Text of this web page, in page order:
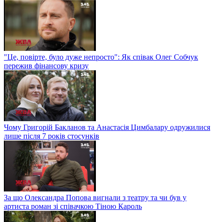
"Це, повірте, було дуже непросто": Як співак Олег Собчук
пережив фінансову кризу
Чому Григорій Бакланов та Анастасія Цимбалару одружилися
лише після 7 років стосунків
За що Олександра Попова вигнали з театру та чи був у
артиста роман зі співачкою Тіною Кароль